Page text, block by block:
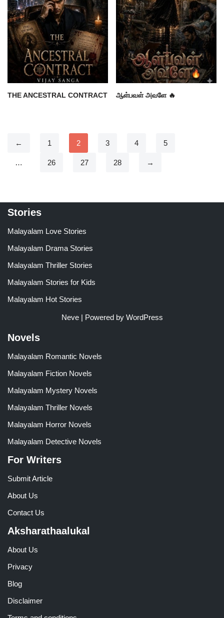
THE ANCESTRAL CONTRACT ஆள்பவள் அவளே 🔥
← 1 2 3 4 5
… 26 27 28 →
Stories
Malayalam Love Stories
Malayalam Drama Stories
Malayalam Thriller Stories
Malayalam Stories for Kids
Malayalam Hot Stories
Neve| Powered by WordPress
Novels
Malayalam Romantic Novels
Malayalam Fiction Novels
Malayalam Mystery Novels
Malayalam Thriller Novels
Malayalam Horror Novels
Malayalam Detective Novels
For Writers
Submit Article
About Us
Contact Us
Aksharathaalukal
About Us
Privacy
Blog
Disclaimer